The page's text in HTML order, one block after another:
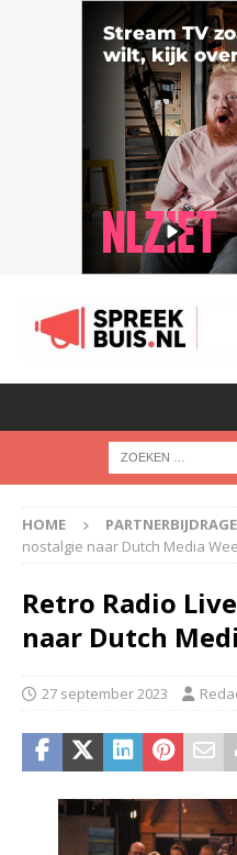
HOME PARTNERBIJDRAGE
nostalgie naar Dutch Media
Retro Radio
naar Dutch
27 september 2023